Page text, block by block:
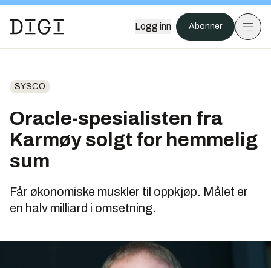
Logg inn Abonner
SYSCO
Oracle-spesialisten fra
Karmøy solgt for hemmelig
sum
Får økonomiske muskler til oppkjøp. Målet er
en halv milliard i omsetning.